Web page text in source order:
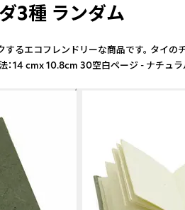
3種 ランダム
エコフレンドリーな商品です
。 寸法：14 cmx 10.8cm 30